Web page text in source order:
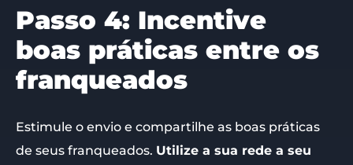
Passo 4: Incentive
boas práticas entre os
franqueados
Estimule o envio e compartilhe as boas práticas
de seus franqueados. Utilize a sua rede a seu